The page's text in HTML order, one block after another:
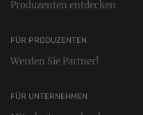
Produzenten entdecken
FÜR PRODUZENTEN
Werden Sie Partner!
FÜR UNTERNEHMEN